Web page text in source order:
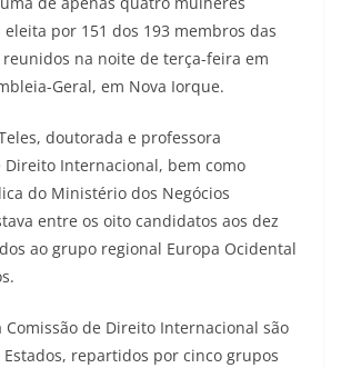
por 151 dos 193 membros das
reunidos na noite de terça-feira em
Geral, em Nova Iorque.
doutorada e professora
Internacional, bem como
do Ministério dos Negócios
entre os oito candidatos aos dez
ao grupo regional Europa Ocidental
Comissão de Direito Internacional são
repartidos por cinco grupos